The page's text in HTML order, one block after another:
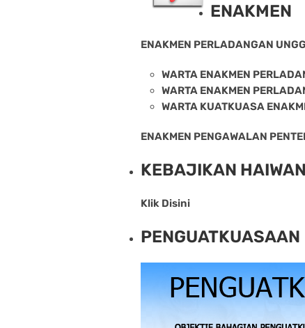
ENAKMEN
ENAKMEN PERLADANGAN
WARTA ENAKMEN
WARTA ENAKMEN
WARTA KUATKUASA
ENAKMEN PENGAWALAN
KEBAJIKAN HAIWAN
Klik Disini
PENGUATKUASAAN